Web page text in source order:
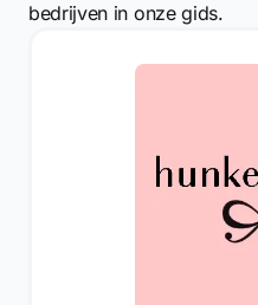
bedrijven in onze gids.